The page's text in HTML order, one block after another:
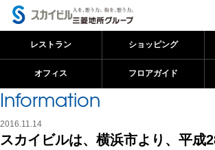
レストラン ショッピング
オフィス フロアガイド
Information
2016.11.14
スカイビルは、横浜市より、平成